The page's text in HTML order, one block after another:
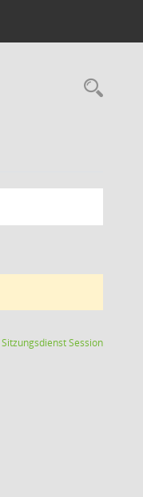
SitzungsdienstSession(Wird in